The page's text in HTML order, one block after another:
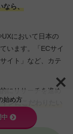
なら、
において日本の
います。「ECサイ
イト」など、カテ
にリサーチを進め
ンにこだわりたい
始め方